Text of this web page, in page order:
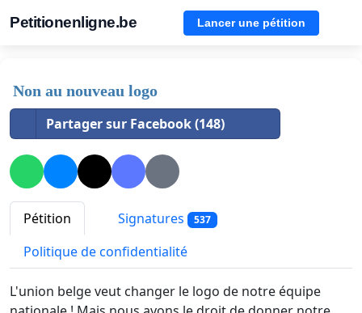
Petitionenligne.be Lancer une pétition
Non au nouveau logo
Partager sur Facebook (148)
Pétition Signatures 537
Politique de confidentialité
L'union belge veut changer le logo de notre équipe